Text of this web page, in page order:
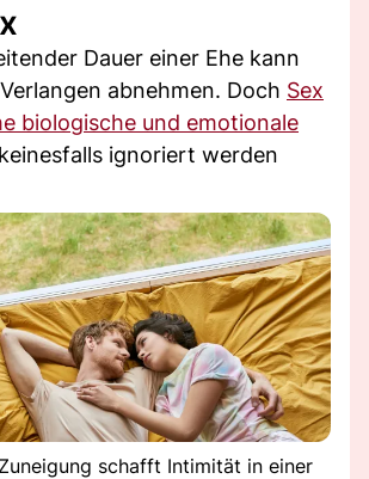
Dauer einer Ehe kann
abnehmen. Doch Sex
biologische und emotionale
ignoriert werden
schafft Intimität in einer